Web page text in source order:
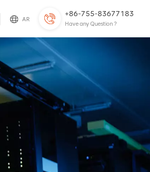
+86-755-83677183
Have any Question ?
AR